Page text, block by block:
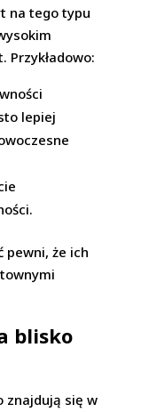
na tego typu
Przykładowo:
lepiej
pewni, że ich
blisko
znajdują się w